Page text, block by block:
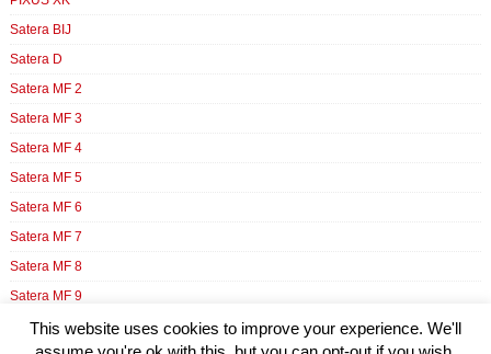
Satera BIJ
Satera D
Satera MF 2
Satera MF 3
Satera MF 4
Satera MF 5
Satera MF 6
Satera MF 7
Satera MF 8
Satera MF 9
Satera N
This website uses cookies to improve your experience. We'll